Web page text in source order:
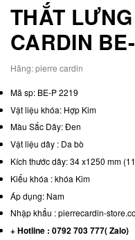
THẮT
CARDIN
Hãng:pierre cardin
Mã sp: BE-P 2219
Vật liệu khóa: Hợp Kim
Màu Sắc Dây: Đen
Vật liệu dây : Da bò
Kích thước dây: 34 x1250 mm
Kiểu khóa : khóa Kim
Áp dụng: Nam
Nhập khẩu : pierrecardin-
+ Hotline : 0792 703 777( Zalo)